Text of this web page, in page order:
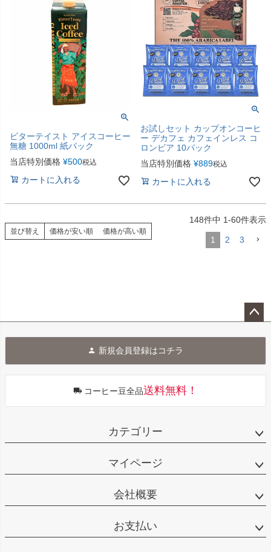
ビターテイスト アイスコーヒー
無糖 1000ml 紙パック
当店特別価格 ¥500税込
カートに入れる
お試しセット カップオンコーヒ
ー デカフェ カフェインレス コ
ロンビア 10パック
当店特別価格 ¥889税込
カートに入れる
並び替え 価格が安い順 価格が高い順
148件中 1-60件表示
1 2 3
へ
新規会員登録はコチラ
コーヒー豆全品送料無料！
カテゴリー
マイページ
会社概要
お支払い